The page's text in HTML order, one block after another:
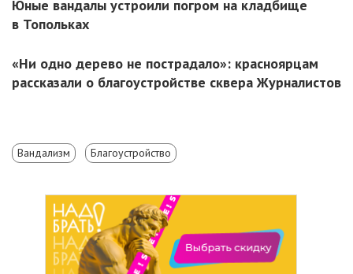
Юные вандалы устроили погром на кладбище
в Топольках
«Ни одно дерево не пострадало»: красноярцам
рассказали о благоустройстве сквера Журналистов
Вандализм Благоустройство